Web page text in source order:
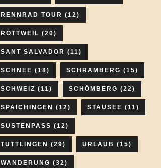
RENNRAD TOUR (12)
ROTTWEIL (20)
SANT SALVADOR (11)
SCHNEE (18) SCHRAMBERG (15)
SCHWEIZ (11) SCHÖMBERG (22)
SPAICHINGEN (12) STAUSEE (11)
SUSTENPASS (12)
TUTTLINGEN (29) URLAUB (15)
WANDERUNG (32)